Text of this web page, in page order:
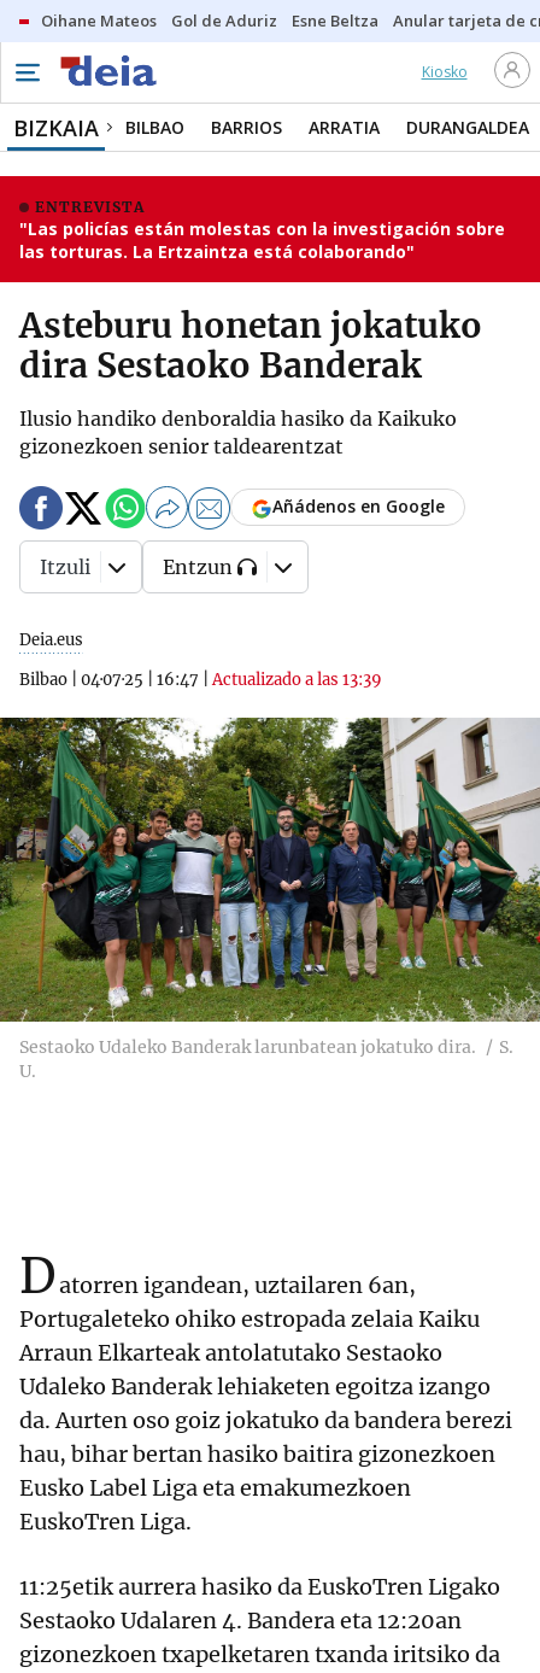
Oihane Mateos Gol de Aduriz Esne Beltza Anular tarjeta de
Kiosko
BIZKAIA BILBAO BARRIOS ARRATIA DURANGALDEA
ENTREVISTA
"Las policías están molestas con la investigación sobre
las torturas. La Ertzaintza está colaborando"
Asteburu honetan jokatuko
dira Sestaoko Banderak
Ilusio handiko denboraldia hasiko da Kaikuko
gizonezkoen senior taldearentzat
Deia.eus
Bilbao
04·07·25 16:47 |Actualizado a las 13:39
Añádenos en Google
Itzuli Entzun
Sestaoko Udaleko Banderak larunbatean jokatuko dira.
S.
U.
Datorren igandean, uztailaren 6an,
Portugaleteko ohiko estropada zelaia Kaiku
Arraun Elkarteak antolatutako Sestaoko
Udaleko Banderak lehiaketen egoitza izango
da. Aurten oso goiz jokatuko da bandera berezi
hau, bihar bertan hasiko baitira gizonezkoen
Eusko Label Liga eta emakumezkoen
EuskoTren Liga.
11:25etik aurrera hasiko da EuskoTren Ligako
Sestaoko Udalaren 4. Bandera eta 12:20an
gizonezkoen txapelketaren txanda iritsiko da